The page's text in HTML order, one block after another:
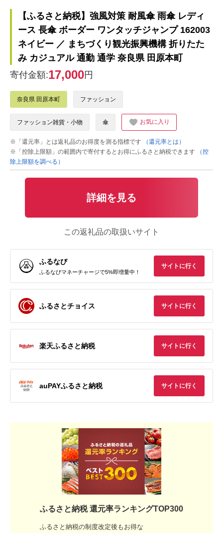
【ふるさと納税】強風対策 耐風傘 雨傘 レディ
ース 長傘 ボーダー ワンタッチジャンプ 162003
ネイビー ／ まちづくり観光振興機構 折りたた
み カジュアル 通勤 通学 奈良県 田原本町
寄付金額:17,000円
奈良県 田原本町 ファッション
ファッション雑貨・小物 傘 お気に入り
※「還元率」とは返礼品のお得度を測る指標です
（還元率とは）
※「控除上限額」の範囲内で寄付するとお得にふるさと納税できます
（控
除上限額を調べる）
詳細を見る
この返礼品の取扱いサイト
ふるなび
ふるなびマネーチャージで5%即増量中！
サイトに行く
ふるさとチョイス サイトに行く
楽天ふるさと納税 サイトに行く
auPAYふるさと納税 サイトに行く
ふるさと納税 還元率ランキングTOP300
ふるさと納税の制度改定後もお得な